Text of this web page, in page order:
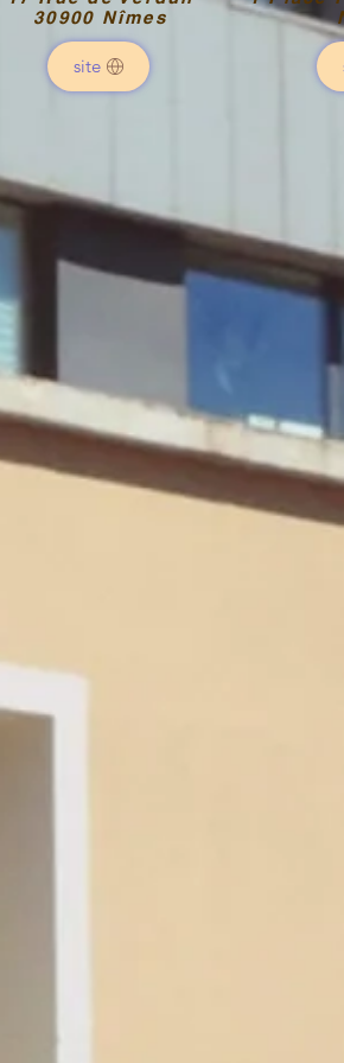
30900 Nîmes
site